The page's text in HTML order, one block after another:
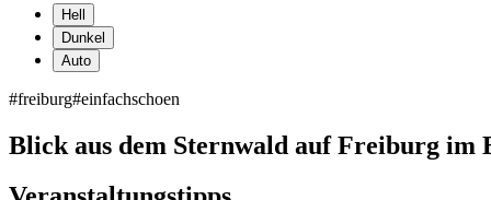
Hell
Dunkel
Auto
#freiburg#einfachschoen
Blick aus dem Sternwald auf Freiburg im